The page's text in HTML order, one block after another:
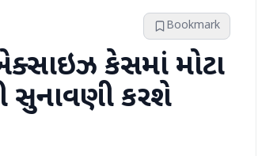
Bookmark
કેસમાં મોટા
સુનાવણી કરશે